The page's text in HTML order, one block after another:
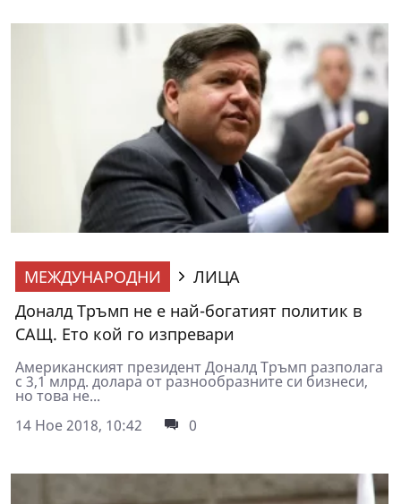
МЕЖДУНАРОДНИ
ЛИЦА
Доналд Тръмп не е най-богатият политик в
САЩ. Ето кой го изпревари
Американският президент Доналд Тръмп разполага
с 3,1 млрд. долара от разнообразните си бизнеси,
но това не...
14 Ное 2018, 10:42
0